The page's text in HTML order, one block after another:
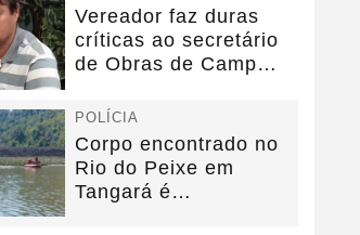
Vereador faz duras
críticas ao secretário
de Obras de Campos
POLÍCIA
Corpo encontrado no
Rio do Peixe em
Tangará é